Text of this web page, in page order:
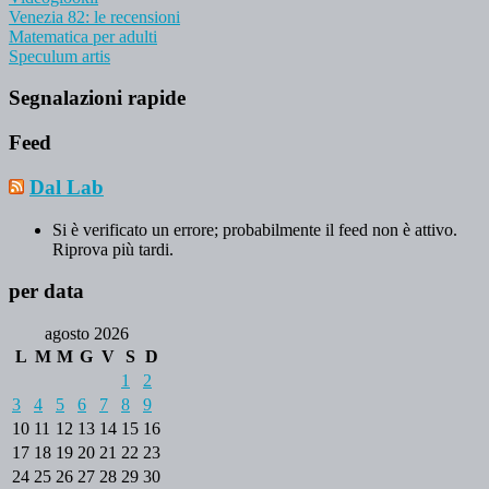
Venezia 82: le recensioni
Matematica per adulti
Speculum artis
Segnalazioni rapide
Feed
Dal Lab
Si è verificato un errore; probabilmente il feed non è attivo.
Riprova più tardi.
per data
agosto 2026
L M M G V S D
1
2
3
4 5 6 7 8
9
10 11 12 13 14 15 16
17 18 19 20 21 22 23
24 25 26 27 28 29 30